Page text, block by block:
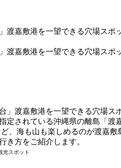
渡嘉敷港を一望できる穴場スポ
渡嘉敷港を一望できる穴場スポ
定されている沖縄県の離島「
、海も山も楽しめるのが渡嘉
き方をご紹介します。
光スポット